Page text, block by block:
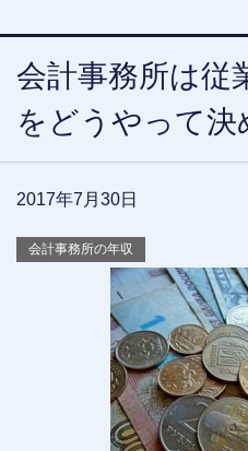
会計事務所は従
をどうやって決
2017年7月30日
会計事務所の年収